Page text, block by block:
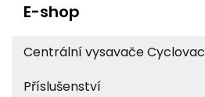
E-shop
Centrální vysavače Cyclovac
Příslušenství